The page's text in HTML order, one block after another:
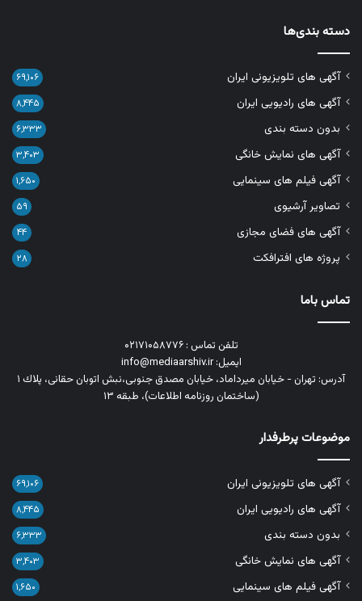
دسته بندی‌ها
آگهی های تلویزیونی ایران ۶۹,۱۰۶
آگهی های رادیویی ایران ۸,۴۴۵
بدون دسته بندی ۶,۳۳۳
آگهی های نمایش خانگی ۳,۴۰۳
آگهی فیلم های سینمایی ۱,۶۵۰
تصاویر آرشیوی ۵۹
آگهی های فضای مجازی ۴۴
پروژه های افترافکت ۲۸
تماس باما
تلفن تماس : ۰۲۱۷۱۰۵۸۷۷۶
ایمیل: info@mediaarshiv.ir
آدرس: تهران - خیابان میرداماد، خیابان مصدق جنوبی،نبش اتوبان حقانی، پلاك ١
(ساختمان روزنامه اطلاعات)، طبقه ۱۳
موضوعات پرطرفدار
آگهی های تلویزیونی ایران ۶۹,۱۰۶
آگهی های رادیویی ایران ۸,۴۴۵
بدون دسته بندی ۶,۳۳۳
آگهی های نمایش خانگی ۳,۴۰۳
آگهی فیلم های سینمایی ۱,۶۵۰